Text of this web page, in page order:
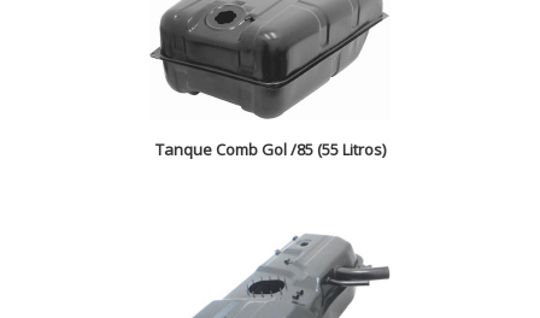
Tanque Comb Gol /85 (55 Litros)